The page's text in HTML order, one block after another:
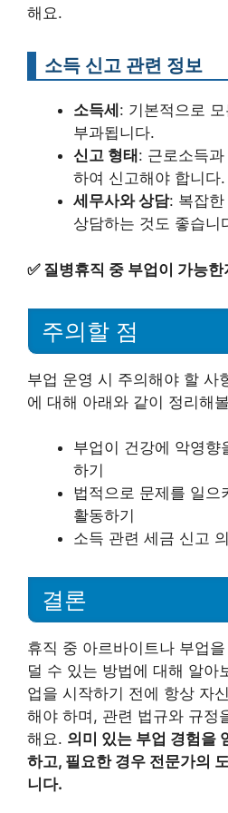
해요.
소득 신고 관련 정보
소득세 : 기본적으로
부과됩니다.
신고 형태 : 근로소득
하여 신고해야 합니다.
세무사와 상담: 복잡
상담하는 것도 좋습니
✅ 질병휴직 중 부업이 가능
주의할 점
부업 운영 시 주의해야 할 사
에 대해 아래와 같이 정리해
부업이 건강에 악영향
하기
법적으로 문제를 일으
활동하기
소득 관련 세금 신고
결론
휴직 중 아르바이트나 부업
덜 수 있는 방법에 대해 알아
업을 시작하기 전에 항상 자
해야 하며, 관련 법규와 규정
해요. 의미 있는 부업 경험을
하고, 필요한 경우 전문가의
니다.